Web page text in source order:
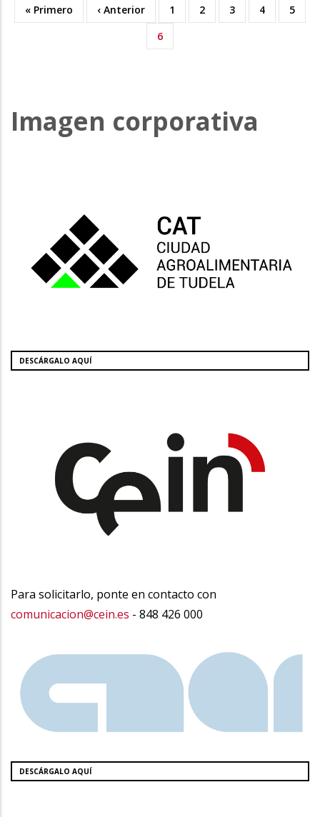
Paginación
Primera
página
« Primero
Página
anterior
‹ Anterior Page
1 Page
2 Page
3 Page
4 Page
5
Página
actual
6
Imagen corporativa
DESCÁRGALO AQUÍ
Para solicitarlo, ponte en contacto con
comunicacion@cein.es - 848 426 000
DESCÁRGALO AQUÍ